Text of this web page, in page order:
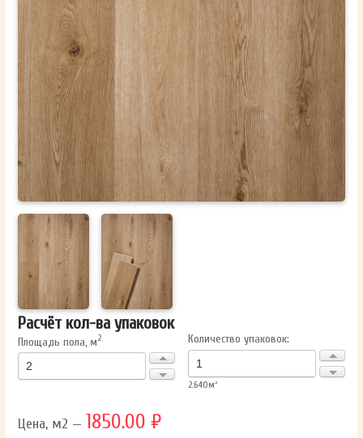
Расчёт кол-ва упаковок
Площадь пола, м2 Количество упаковок:
2.640м²
Цена, м2 — 1850.00 ₽